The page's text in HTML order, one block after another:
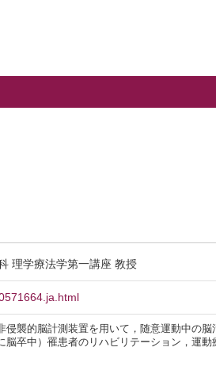
理学療法学第一講座 教授
侵襲的脳計測装置を用いて，随意運動中の
脳卒中）罹患者のリハビリテーション，運